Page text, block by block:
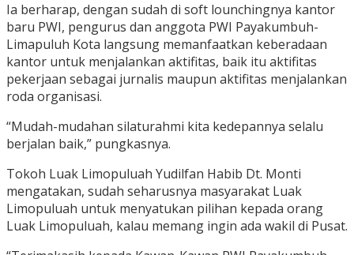
Ia berharap, dengan sudah di soft lounchingnya kantor
baru PWI, pengurus dan anggota PWI Payakumbuh-
Limapuluh Kota langsung memanfaatkan keberadaan
kantor untuk menjalankan aktifitas, baik itu aktifitas
pekerjaan sebagai jurnalis maupun aktifitas menjalankan
roda organisasi.
“Mudah-mudahan silaturahmi kita kedepannya selalu
berjalan baik,” pungkasnya.
Tokoh Luak Limopuluah Yudilfan Habib Dt. Monti
mengatakan, sudah seharusnya masyarakat Luak
Limopuluah untuk menyatukan pilihan kepada orang
Luak Limopuluah, kalau memang ingin ada wakil di Pusat.